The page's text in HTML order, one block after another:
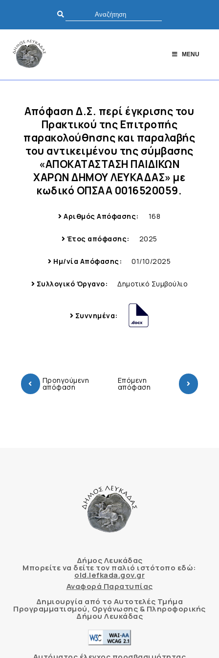
MENU
Απόφαση Δ.Σ. περί έγκρισης του
Πρακτικού της Επιτροπής
παρακολούθησης και παραλαβής
του αντικειμένου της σύμβασης
«ΑΠΟΚΑΤΑΣΤΑΣΗ ΠΑΙΔΙΚΩΝ
ΧΑΡΩΝ ΔΗΜΟΥ ΛΕΥΚΑΔΑΣ» με
κωδικό ΟΠΣΑΑ 0016520059.
Αριθμός Απόφασης: 168
Έτος απόφασης: 2025
Ημ/νία Απόφασης: 01/10/2025
Συλλογικό Όργανο: Δημοτικό Συμβούλιο
Συννημένα:
Προηγούμενη
απόφαση
Επόμενη
απόφαση
Δήμος Λευκάδας
Μπορείτε να δείτε τον παλιό ιστότοπο εδώ:
old.lefkada.gov.gr
Αναφορά Παρατυπίας
Δημιουργία από το Αυτοτελές Τμήμα
Προγραμματισμού, Οργάνωσης & Πληροφορικής
Δήμου Λευκάδας